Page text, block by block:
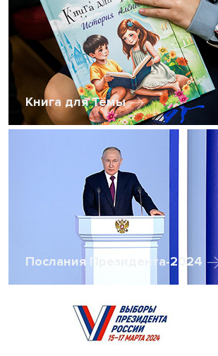
Книга для Тёмы
Послания Президента-2024